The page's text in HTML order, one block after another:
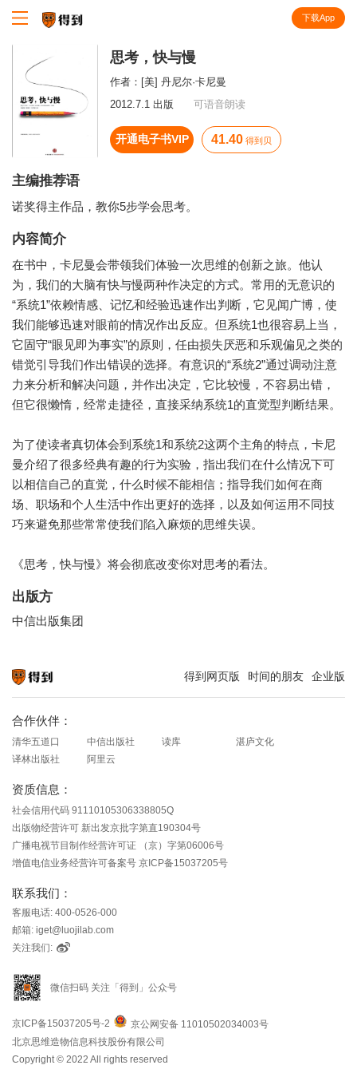
下载App
思考，快与慢
作者： [美] 丹尼尔·卡尼曼
2012.7.1 出版
可语音朗读
开通电子书VIP 41.40 得到贝
主编推荐语
诺奖得主作品，教你5步学会思考。
内容简介
在书中，卡尼曼会带领我们体验一次思维的创新之旅。他认
为，我们的大脑有快与慢两种作决定的方式。常用的无意识的
“系统1”依赖情感、记忆和经验迅速作出判断，它见闻广博，使
我们能够迅速对眼前的情况作出反应。但系统1也很容易上当，
它固守“眼见即为事实”的原则，任由损失厌恶和乐观偏见之类的
错觉引导我们作出错误的选择。有意识的“系统2”通过调动注意
力来分析和解决问题，并作出决定，它比较慢，不容易出错，
但它很懒惰，经常走捷径，直接采纳系统1的直觉型判断结果。
为了使读者真切体会到系统1和系统2这两个主角的特点，卡尼
曼介绍了很多经典有趣的行为实验，指出我们在什么情况下可
以相信自己的直觉，什么时候不能相信；指导我们如何在商
场、职场和个人生活中作出更好的选择，以及如何运用不同技
巧来避免那些常常使我们陷入麻烦的思维失误。
《思考，快与慢》将会彻底改变你对思考的看法。
出版方
中信出版集团
得到网页版 时间的朋友 企业版
合作伙伴：
清华五道口 中信出版社 读库
湛庐文化
译林出版社
阿里云
资质信息：
社会信用代码 91110105306338805Q
出版物经营许可 新出发京批字第直190304号
广播电视节目制作经营许可证 （京）字第06006号
增值电信业务经营许可备案号 京ICP备15037205号
联系我们：
客服电话: 400-0526-000
邮箱: iget@luojilab.com
关注我们:
微信扫码 关注「得到」公众号
京ICP备15037205号-2
京公网安备 11010502034003号
北京思维造物信息科技股份有限公司
Copyright © 2022 All rights reserved